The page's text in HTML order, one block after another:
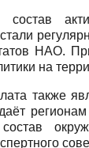
состав
НАО.
на
также